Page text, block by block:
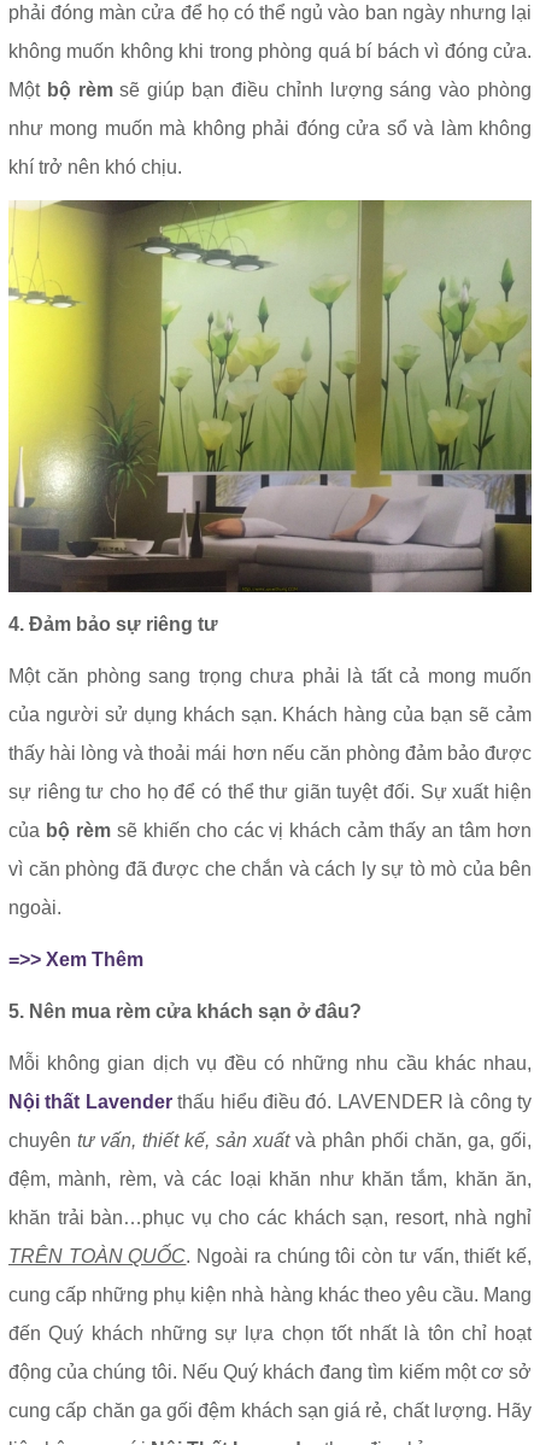
phải đóng màn cửa để họ có thể ngủ vào ban ngày nhưng lại
không muốn không khi trong phòng quá bí bách vì đóng cửa.
Một bộ rèmsẽ giúp bạn điều chỉnh lượng sáng vào phòng
như mong muốn mà không phải đóng cửa sổ và làm không
khí trở nên khó chịu.
4. Đảm bảo sự riêng tư
Một căn phòng sang trọng chưa phải là tất cả mong muốn
của người sử dụng khách sạn. Khách hàng của bạn sẽ cảm
thấy hài lòng và thoải mái hơn nếu căn phòng đảm bảo được
sự riêng tư cho họ để có thể thư giãn tuyệt đối. Sự xuất hiện
của bộ rèmsẽ khiến cho các vị khách cảm thấy an tâm hơn
vì căn phòng đã được che chắn và cách ly sự tò mò của bên
ngoài.
=>> Xem Thêm
5. Nên mua rèm cửa khách sạn ở đâu?
Mỗi không gian dịch vụ đều có những nhu cầu khác nhau,
Nội thất Lavenderthấu hiểu điều đó. LAVENDER là công ty
chuyên tư vấn, thiết kế, sản xuấtvà phân phối chăn, ga, gối,
đệm, mành, rèm, và các loại khăn như khăn tắm, khăn ăn,
khăn trải bàn…phục vụ cho các khách sạn, resort, nhà nghỉ
TRÊN TOÀN QUỐC. Ngoài ra chúng tôi còn tư vấn, thiết kế,
cung cấp những phụ kiện nhà hàng khác theo yêu cầu. Mang
đến Quý khách những sự lựa chọn tốt nhất là tôn chỉ hoạt
động của chúng tôi. Nếu Quý khách đang tìm kiếm một cơ sở
cung cấp chăn ga gối đệm khách sạn giá rẻ, chất lượng. Hãy